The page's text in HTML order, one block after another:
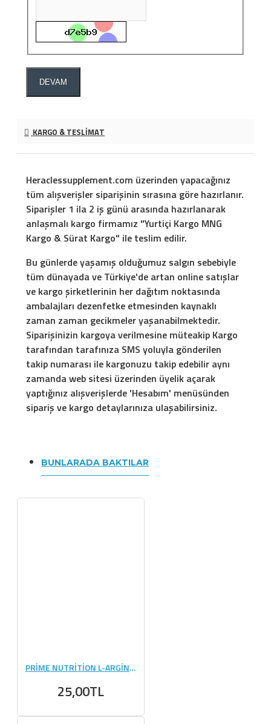
DEVAM
KARGO & TESLIMAT
Heraclessupplement.com üzerinden yapacağınız
tüm alışverişler siparişinin sırasına göre hazırlanır.
Siparişler 1 ila 2 iş günü arasında hazırlanarak
anlaşmalı kargo firmamız "Yurtiçi Kargo MNG
Kargo & Sürat Kargo" ile teslim edilir.
Bu günlerde yaşamış olduğumuz salgın sebebiyle
tüm dünayada ve Türkiye'de artan online satışlar
ve kargo şirketlerinin her dağıtım noktasında
ambalajları dezenfetke etmesinden kaynaklı
zaman zaman gecikmeler yaşanabilmektedir.
Siparişinizin kargoya verilmesine müteakip Kargo
tarafından tarafınıza SMS yoluyla gönderilen
takip numarası ile kargonuzu takip edebilir aynı
zamanda web sitesi üzerinden üyelik açarak
yaptığınız alışverişlerde 'Hesabım' menüsünden
sipariş ve kargo detaylarınıza ulaşabilirsiniz.
BUNLARADA BAKTILAR
PRİME NUTRİTİON L-ARGİNİNE 192 GR (8 GR) - 1 ADET
25,00TL